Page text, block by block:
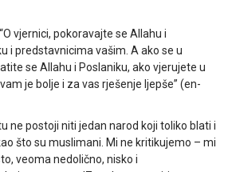
vjernici, pokoravajte se Allahu i
i predstavnicima vašim. A ako se u
se Allahu i Poslaniku, ako vjerujete u
je bolje i za vas rješenje ljepše” (en-
ne postoji niti jedan narod koji toliko blati i
što su muslimani. Mi ne kritikujemo – mi
veoma nedolično, nisko i